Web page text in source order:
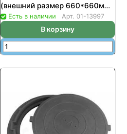
(внешний размер 660*660мм
нагрузка до 3т) (50шт/пал)
Есть в наличии Арт. 01-13997
В корзину